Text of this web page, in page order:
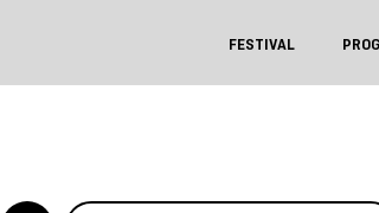
FESTIVAL